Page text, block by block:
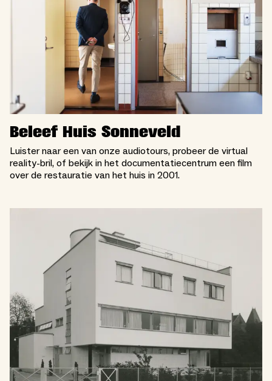
Beleef Huis Sonneveld
Luister naar een van onze audiotours, probeer de virtual
reality-bril, of bekijk in het documentatiecentrum een film
over de restauratie van het huis in 2001.